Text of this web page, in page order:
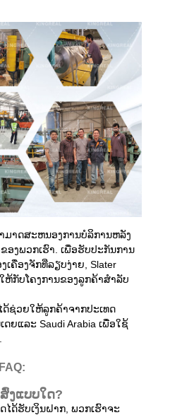
ມາດສະຫນອງການບໍລິການຫລັງ
ອງພວກເຮົາ. ເພື່ອຮັບປະກັນການ
ເຄື່ອງຈັກທີ່ລຽບງ່າຍ, Slater
ຫ້ກັບໂຄງການຂອງລູກຄ້າສໍາລັບ
ດ້ຊ່ວຍໃຫ້ລູກຄ້າຈາກປະເທດ
ຍແລະ Saudi Arabia ເພື່ອໃຊ້
FAQ:
ງແບບໃດ?
ໄດ້ຮັບເງິນຝາກ, ພວກເຮົາຈະ